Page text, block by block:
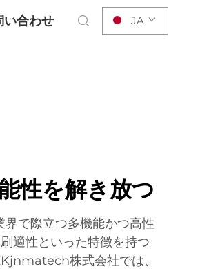
い合わせ JA
性を解き放つ
で際立つ多機能かつ高性
適性といった特徴を持つ
株式会社では、